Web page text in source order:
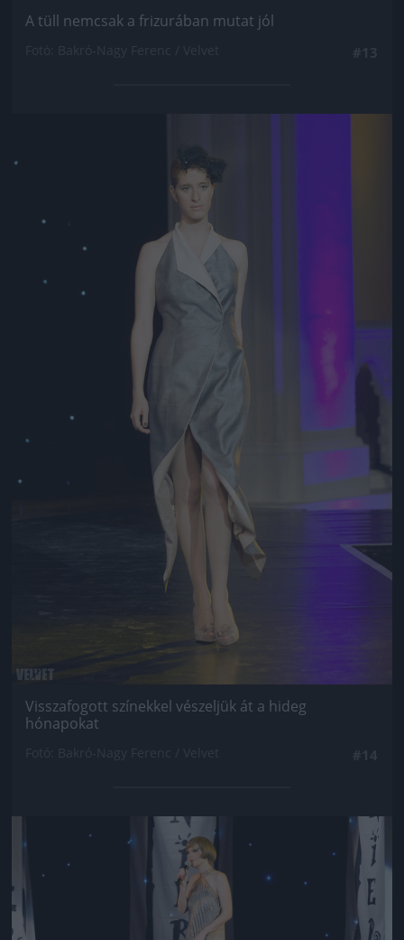
A tüll nemcsak a frizurában mutat jól
Visszafogott színekkel vészeljük át a hideg
hónapokat
Jön még kép!